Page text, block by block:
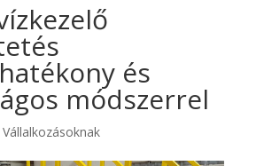
és
módszerrel
Vállalkozásoknak